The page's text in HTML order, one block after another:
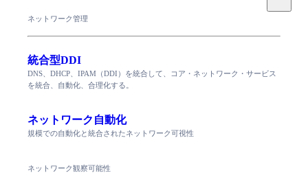
ネットワーク管理
統合型DDI
DNS、DHCP、IPAM（DDI）を統合して、コア・ネットワーク・サービス
を統合、自動化、合理化する。
ネットワーク自動化
規模での自動化と統合されたネットワーク可視性
ネットワーク観察可能性